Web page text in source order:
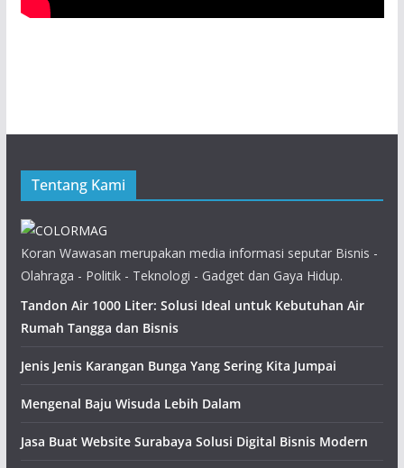
Tentang Kami
Koran Wawasan merupakan media informasi seputar Bisnis -
Olahraga - Politik - Teknologi - Gadget dan Gaya Hidup.
Tandon Air 1000 Liter: Solusi Ideal untuk Kebutuhan Air
Rumah Tangga dan Bisnis
Jenis Jenis Karangan Bunga Yang Sering Kita Jumpai
Mengenal Baju Wisuda Lebih Dalam
Jasa Buat Website Surabaya Solusi Digital Bisnis Modern